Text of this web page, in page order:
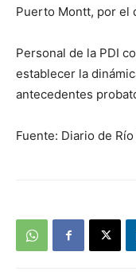
Puerto Montt, por el
Personal de la PDI
establecer la
antecedentes
Fuente: Diario de